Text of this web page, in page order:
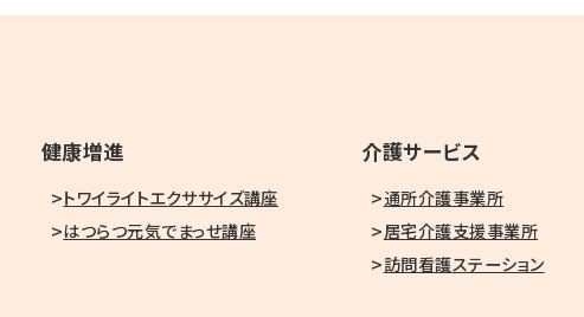
健康増進
トワイライトエクササイズ講座
はつらつ元気でまっせ講座
介護サービス
通所介護事業所
居宅介護支援事業所
訪問看護ステーション